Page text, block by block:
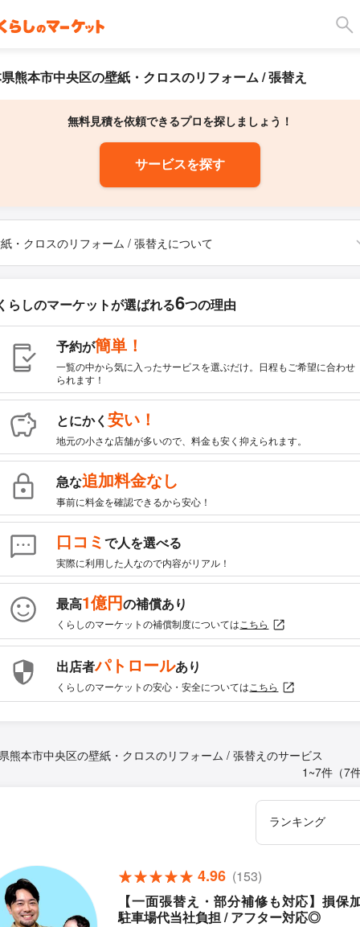
熊本市中央区の壁紙・クロスのリフォーム / 張替え
無料見積を依頼できるプロを探しましょう！
サービスを探す
・クロスのリフォーム / 張替えについて
らしのマーケットが選ばれる6つの理由
予約が簡単！
一覧の中から気に入ったサービスを選ぶだけ。日程もご希望に合わせ
られます！
とにかく安い！
地元の小さな店舗が多いので、料金も安く抑えられます。
急な追加料金なし
事前に料金を確認できるから安心！
口コミで人を選べる
実際に利用した人なので内容がリアル！
最高1億円の補償あり
くらしのマーケットの補償制度については こちら
出店者パトロールあり
くらしのマーケットの安心・安全については こちら
熊本市中央区の壁紙・クロスのリフォーム / 張替えのサービス
1~7件（7
4.96 (153)
【一面張替え・部分補修も対応】損保
駐車場代当社負担 / アフター対応◎